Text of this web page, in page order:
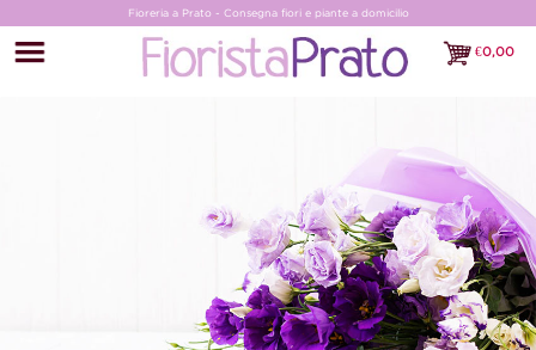
Fioreria a Prato - Consegna fiori e piante a domicilio
€0,00
€0,00